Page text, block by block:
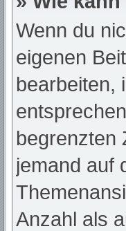
Wenn du
eigenen
bearbeiten,
begrenzten
jemand auf
Anzahl als